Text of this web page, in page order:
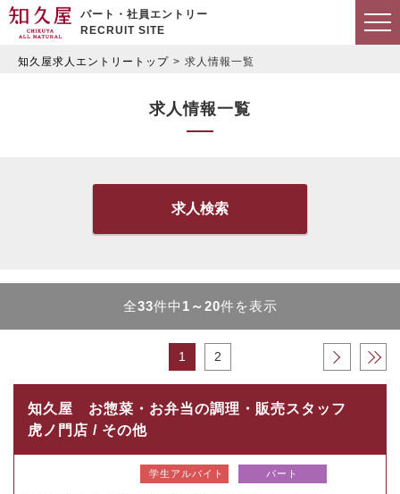
パート・社員エントリー
RECRUIT SITE
知久屋求人エントリートップ 求人情報一覧
求人情報一覧
求人検索
全33件中 1～20件を表示
1 2 › »
知久屋 お惣菜・お弁当の調理・販売スタッフ
虎ノ門店 / その他
学生アルバイト パート